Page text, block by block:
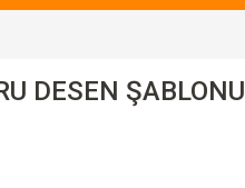
DESEN ŞABLONU